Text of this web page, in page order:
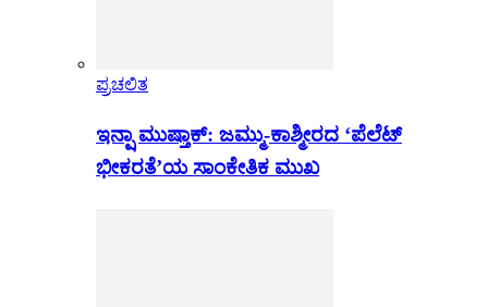
ಪ್ರಚಲಿತ
ಇನ್ಷಾ ಮುಷ್ತಾಕ್: ಜಮ್ಮು-ಕಾಶ್ಮೀರದ ‘ಪೆಲೆಟ್
ಭೀಕರತೆ’ಯ ಸಾಂಕೇತಿಕ ಮುಖ